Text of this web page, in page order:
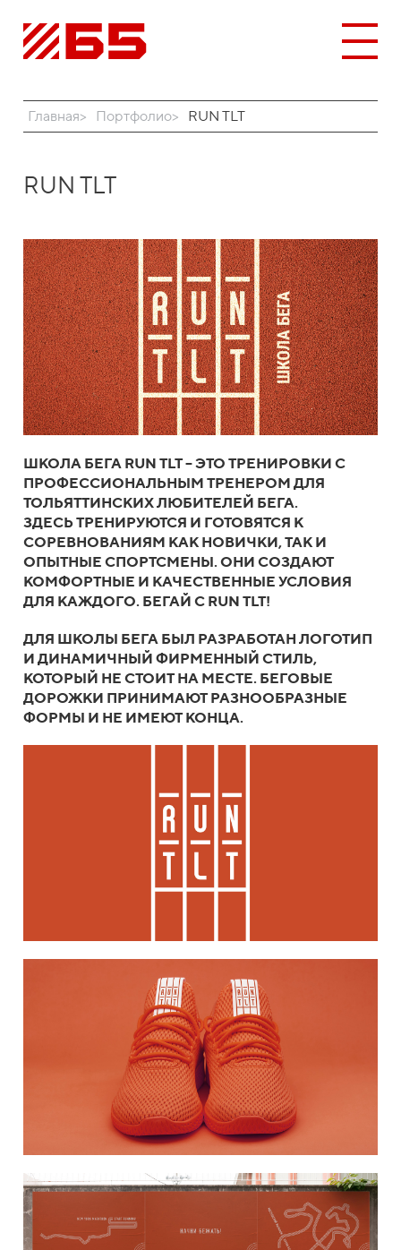
Главная Портфолио RUN TLT
RUN TLT
ШКОЛА БЕГА RUN TLT – ЭТО ТРЕНИРОВКИ С
ПРОФЕССИОНАЛЬНЫМ ТРЕНЕРОМ ДЛЯ
ТОЛЬЯТТИНСКИХ ЛЮБИТЕЛЕЙ БЕГА.
ЗДЕСЬ ТРЕНИРУЮТСЯ И ГОТОВЯТСЯ К
СОРЕВНОВАНИЯМ КАК НОВИЧКИ, ТАК И
ОПЫТНЫЕ СПОРТСМЕНЫ. ОНИ СОЗДАЮТ
КОМФОРТНЫЕ И КАЧЕСТВЕННЫЕ УСЛОВИЯ
ДЛЯ КАЖДОГО. БЕГАЙ С RUN TLT!
ДЛЯ ШКОЛЫ БЕГА БЫЛ РАЗРАБОТАН ЛОГОТИП
И ДИНАМИЧНЫЙ ФИРМЕННЫЙ СТИЛЬ,
КОТОРЫЙ НЕ СТОИТ НА МЕСТЕ. БЕГОВЫЕ
ДОРОЖКИ ПРИНИМАЮТ РАЗНООБРАЗНЫЕ
ФОРМЫ И НЕ ИМЕЮТ КОНЦА.